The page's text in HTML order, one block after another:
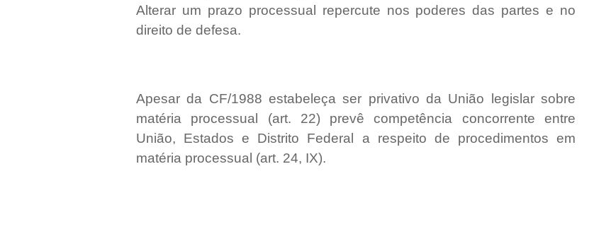
Alterar um prazo processual repercute nos poderes das partes e no
direito de defesa.
Apesar da CF/1988 estabeleça ser privativo da União legislar sobre
matéria processual (art. 22) prevê competência concorrente entre
União, Estados e Distrito Federal a respeito de procedimentos em
matéria processual (art. 24, IX).